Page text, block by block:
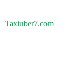
Taxiuber7.com